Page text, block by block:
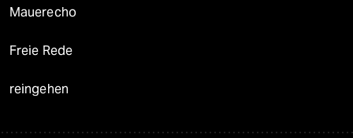
Mauerecho
Freie Rede
reingehen